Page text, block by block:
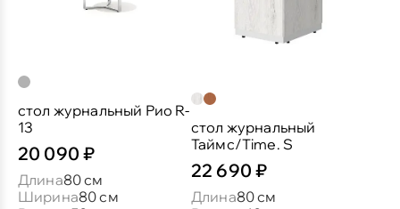
стол журнальный Рио R-
13
20 090 ₽
Длина80 см
Ширина80 см
стол журнальный
Таймс/Time. S
22 690 ₽
Длина80 см